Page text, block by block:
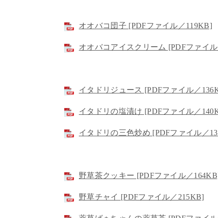
オオバコ団子 [PDFファイル／119KB]
オオバコアイスクリーム [PDFファイ
イタドリジュース [PDFファイル／
イタドリの塩漬け [PDFファイル／
イタドリの三色炒め [PDFファイル／
野草茶クッキー [PDFファイル／
野草チャイ [PDFファイル／215KB]